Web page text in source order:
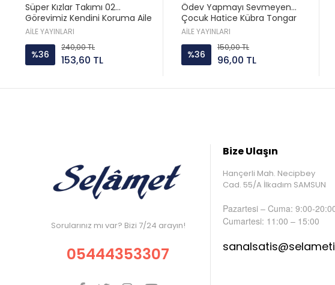
Süper Kızlar Takımı 02
Görevimiz Kendini Koruma Aile
ayın
AİLE YAYINLARI
%36
240,00 TL
153,60 TL
Ödev Yapmayı Sevmeyen
Çocuk Hatice Kübra Tongar
Aile yayın
AİLE YAYINLARI
%36
150,00 TL
96,00 TL
Sorularınız mı var? Bizi 7/24 arayın!
05444353307
Bize Ulaşın
Hançerli Mah. Necipbey
Cad. 55/A İlkadım SAMSUN
Pazartesi – Cuma: 9:00-
Cumartesi: 11:00 – 15:00